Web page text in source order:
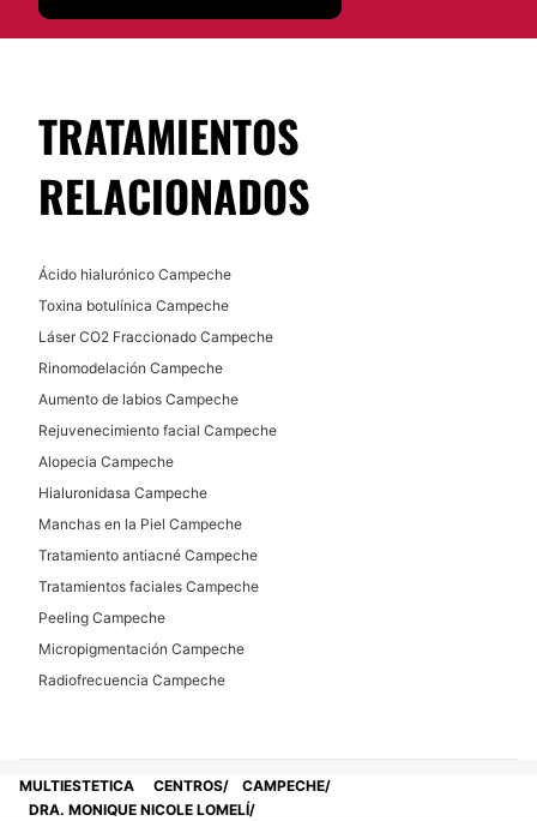
Peeling
TRATAMIENTOS
RELACIONADOS
Ácido hialurónico Campeche
Toxina botulínica Campeche
Láser CO2 Fraccionado Campeche
Rinomodelación Campeche
Aumento de labios Campeche
Rejuvenecimiento facial Campeche
Alopecia Campeche
Hialuronidasa Campeche
Manchas en la Piel Campeche
Tratamiento antiacné Campeche
Tratamientos faciales Campeche
Peeling Campeche
Micropigmentación Campeche
Radiofrecuencia Campeche
MULTIESTETICA CENTROS
CAMPECHE
DRA. MONIQUE NICOLE LOMELÍ